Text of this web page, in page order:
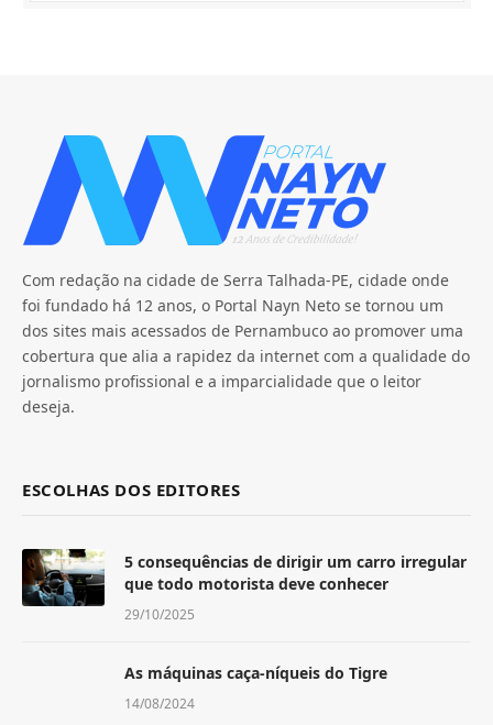
Com redação na cidade de Serra Talhada-PE, cidade onde
foi fundado há 12 anos, o Portal Nayn Neto se tornou um
dos sites mais acessados de Pernambuco ao promover uma
cobertura que alia a rapidez da internet com a qualidade do
jornalismo profissional e a imparcialidade que o leitor
deseja.
ESCOLHAS DOS EDITORES
5 consequências de dirigir um carro irregular
que todo motorista deve conhecer
29/10/2025
As máquinas caça-níqueis do Tigre
14/08/2024